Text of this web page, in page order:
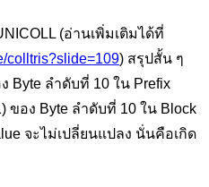
(อ่านเพิ่มเติมได้ที่
colltris?slide=109) สรุปสั้น ๆ
Byte ลำดับที่ 10 ใน Prefix
ของ Byte ลำดับที่ 10 ใน Block
จะไม่เปลี่ยนแปลง นั่นคือเกิด